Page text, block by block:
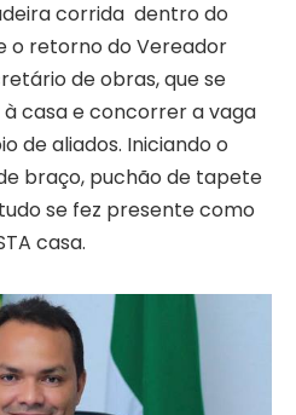
corrida dentro do
o retorno do Vereador
de obras, que se
casa e concorrer a vaga
de aliados. Iniciando o
braço, puchão de tapete
se fez presente como
casa.